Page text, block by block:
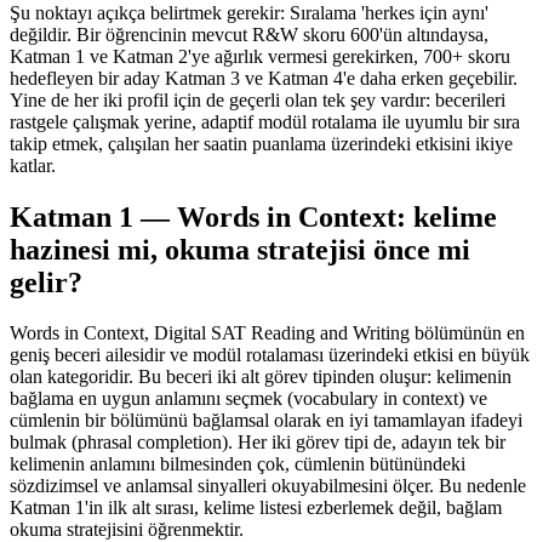
Şu noktayı açıkça belirtmek gerekir: Sıralama 'herkes için aynı'
değildir. Bir öğrencinin mevcut R&W skoru 600'ün altındaysa,
Katman 1 ve Katman 2'ye ağırlık vermesi gerekirken, 700+ skoru
hedefleyen bir aday Katman 3 ve Katman 4'e daha erken geçebilir.
Yine de her iki profil için de geçerli olan tek şey vardır: becerileri
rastgele çalışmak yerine, adaptif modül rotalama ile uyumlu bir sıra
takip etmek, çalışılan her saatin puanlama üzerindeki etkisini ikiye
katlar.
Katman 1 — Words in Context: kelime
hazinesi mi, okuma stratejisi önce mi
gelir?
Words in Context, Digital SAT Reading and Writing bölümünün en
geniş beceri ailesidir ve modül rotalaması üzerindeki etkisi en büyük
olan kategoridir. Bu beceri iki alt görev tipinden oluşur: kelimenin
bağlama en uygun anlamını seçmek (vocabulary in context) ve
cümlenin bir bölümünü bağlamsal olarak en iyi tamamlayan ifadeyi
bulmak (phrasal completion). Her iki görev tipi de, adayın tek bir
kelimenin anlamını bilmesinden çok, cümlenin bütünündeki
sözdizimsel ve anlamsal sinyalleri okuyabilmesini ölçer. Bu nedenle
Katman 1'in ilk alt sırası, kelime listesi ezberlemek değil, bağlam
okuma stratejisini öğrenmektir.